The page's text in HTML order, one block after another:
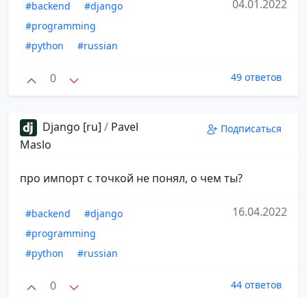
#backend
#django
#programming
#python
#russian
04.01.2022
0 49 ответов
Django [ru] / Pavel
Maslo
Подписаться
про импорт с точкой не понял, о чем ты?
#backend
#django
#programming
#python
#russian
16.04.2022
0 44 ответов